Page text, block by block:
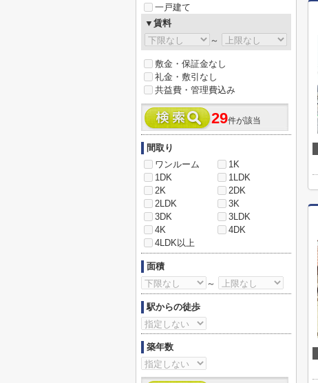
一戸建て
▼賃料
～
敷金・保証金なし
礼金・敷引なし
共益費・管理費込み
29件が該当
間取り
ワンルーム
1K
1DK
1LDK
2K
2DK
2LDK
3K
3DK
3LDK
4K
4DK
4LDK以上
面積
～
駅からの徒歩
築年数